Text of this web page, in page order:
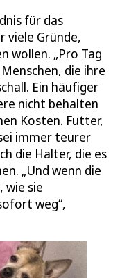
für das
viele Gründe,
wollen. „Pro Tag
die ihre
Ein häufiger
nicht behalten
Kosten. Futter,
immer teurer
die Halter, die es
„Und wenn die
wie sie
weg“,